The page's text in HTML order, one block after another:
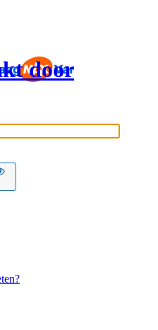
door